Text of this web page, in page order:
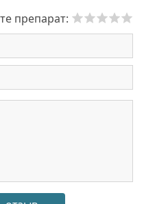
препарат: